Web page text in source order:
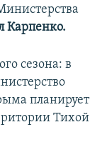
Карпенко.
сезона: в
планирует
Тихой